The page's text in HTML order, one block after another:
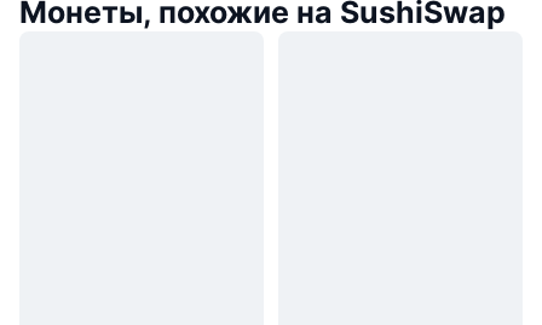
Монеты, похожие на SushiSwap